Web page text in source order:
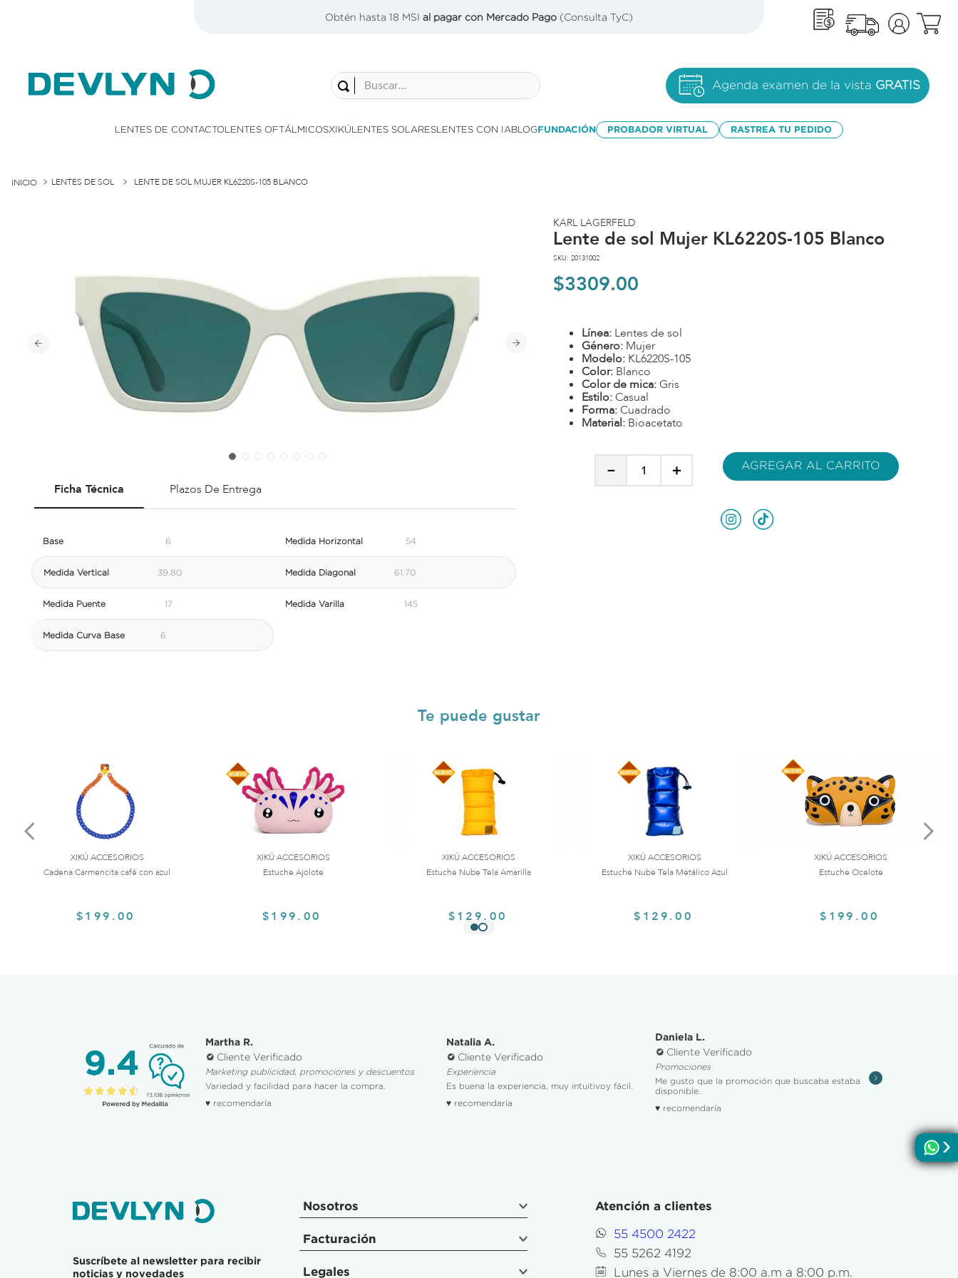
Obtén hasta 18 MSI al pagar con Mercado Pago (Consulta TyC)
Buscar...
Agenda examen de la vista GRATIS
LENTES DE CONTACTOLENTES OFTÁLMICOSXIKÚLENTES SOLARESLENTES CON IABLOGFUNDACIÓN PROBADOR VIRTUAL RASTREA TU PEDIDO
LENTES DE SOL LENTE DE SOL MUJER KL6220S-105 BLANCO
Ficha Técnica Plazos De Entrega
Base 6 Medida Horizontal 54
Medida Vertical 39.80 Medida Diagonal 61.70
Medida Puente 17 Medida Varilla 145
Medida Curva Base 6
KARL LAGERFELD
Lente de sol Mujer KL6220S-105 Blanco
SKU: 20131002
$3309.00
Línea: Lentes de sol
Género: Mujer
Modelo: KL6220S-105
Color: Blanco
Color de mica:Gris
Estilo:Casual
Forma:Cuadrado
Material: Bioacetato
＋
－ AGREGAR AL CARRITO
Te puede gustar
XIKÚ ACCESORIOS
Cadena Carmencita café con azul
$199.00
XIKÚ ACCESORIOS
Estuche Ajolote
$199.00
XIKÚ ACCESORIOS
Estuche Nube Tela Amarilla
$129.00
XIKÚ ACCESORIOS
Estuche Nube Tela Metálico Azul
$129.00
XIKÚ ACCESORIOS
Estuche Ocelote
$199.00
Martha R.
Cliente Verificado
Marketing publicidad, promociones y descuentos
Variedad y facilidad para hacer la compra.
♥ recomendaría
Natalia A.
Cliente Verificado
Experiencia
Es buena la experiencia, muy intuitivoy fácil.
♥ recomendaría
Daniela L.
Cliente Verificado
Promociones
Me gusto que la promoción que buscaba estaba
disponible.
♥ recomendaría
Suscríbete al newsletter para recibir
noticias y novedades
Nosotros
Facturación
Legales
Atención a clientes
55 4500 2422
55 5262 4192
Lunes a Viernes de 8:00 a.m a 8:00 p.m.